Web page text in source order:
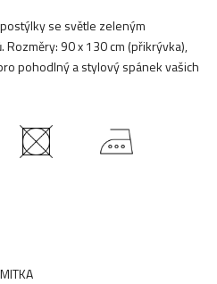
se světle zeleným
90 x 130 cm (přikrývka),
pohodlný a stylový spánek vašich